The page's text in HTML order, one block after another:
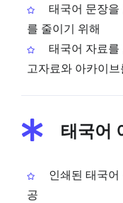
태국어 문장
를 줄이기 위해
태국어 자료
고자료와 아카이
태국어
인쇄된 태국
공